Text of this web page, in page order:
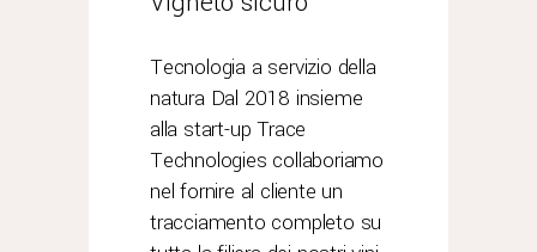
Tecnologia a servizio della
natura Dal 2018 insieme
alla start-up Trace
Technologies collaboriamo
nel fornire al cliente un
tracciamento completo su